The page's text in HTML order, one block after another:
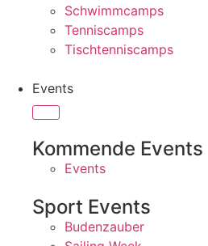
Schwimmcamps
Tenniscamps
Tischtenniscamps
Events
Kommende Events
Events
Sport Events
Budenzauber